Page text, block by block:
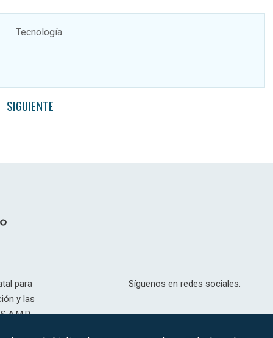
Tecnología
SIGUIENTE
para
y las
Síguenos en redes sociales: